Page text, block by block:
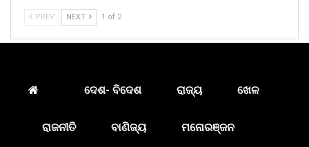
PREV NEXT 1 of 2
ଦେଶ- ବିଦେଶ ରାଜ୍ୟ ଖେଳ
ରାଜନୀତି ବାଣିଜ୍ୟ ମନୋରଞ୍ଜନ